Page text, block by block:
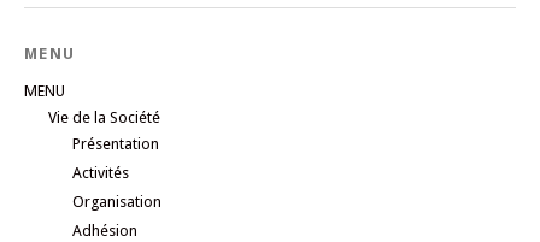
MENU
MENU
Vie de la Société
Présentation
Activités
Organisation
Adhésion